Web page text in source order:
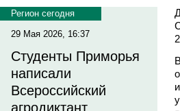
Регион сегодня
29 Мая 2026, 16:37
Студенты Приморья
написали
Всероссийский
агродиктант